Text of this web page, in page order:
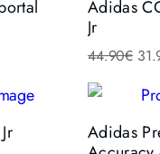
Adidas
Jr
44.90€
Adidas